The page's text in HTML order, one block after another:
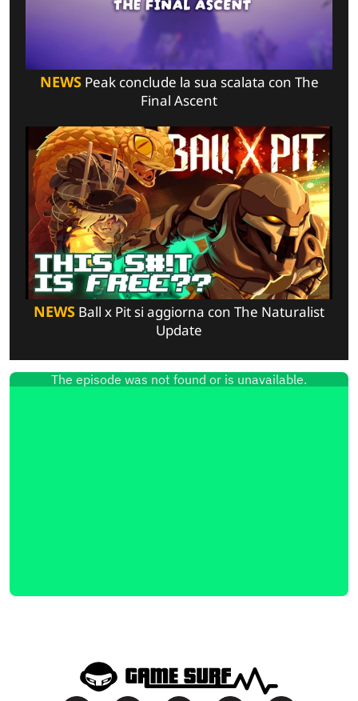
NEWSPeak conclude la sua scalata con The
Final Ascent
NEWS Ball x Pit si aggiorna con The Naturalist
Update